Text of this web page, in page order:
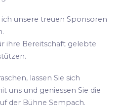
unsere treuen Sponsoren
ihre Bereitschaft gelebte
lassen Sie sich
uns und geniessen Sie die
der Bühne Sempach.